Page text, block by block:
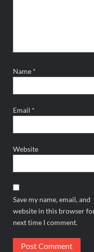
Name *
Email *
Website
Save my name, email, and
website in this browser
next time I comment.